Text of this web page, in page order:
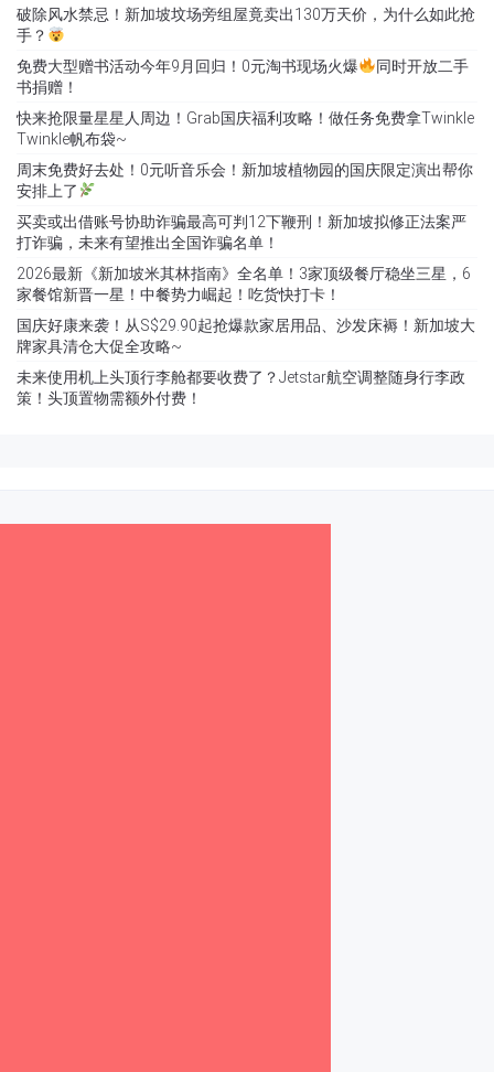
破除风水禁忌！新加坡坟场旁组屋竟卖出130万天价，为什么如此抢
手？
免费大型赠书活动今年9月回归！0元淘书现场火爆
同时开放二手
书捐赠！
快来抢限量星星人周边！Grab国庆福利攻略！做任务免费拿Twinkle
Twinkle帆布袋~
周末免费好去处！0元听音乐会！新加坡植物园的国庆限定演出帮你
安排上了
买卖或出借账号协助诈骗最高可判12下鞭刑！新加坡拟修正法案严
打诈骗，未来有望推出全国诈骗名单！
2026最新《新加坡米其林指南》全名单！3家顶级餐厅稳坐三星，6
家餐馆新晋一星！中餐势力崛起！吃货快打卡！
国庆好康来袭！从S$29.90起抢爆款家居用品、沙发床褥！新加坡大
牌家具清仓大促全攻略~
未来使用机上头顶行李舱都要收费了？Jetstar航空调整随身行李政
策！头顶置物需额外付费！